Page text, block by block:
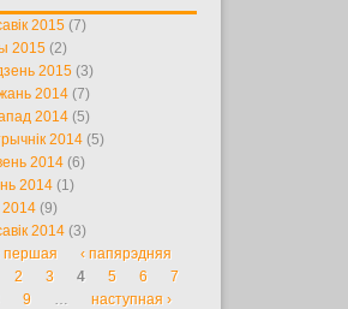
2015 (7)
2015 (2)
2015 (3)
2014 (7)
2014 (5)
2014 (5)
2014 (6)
2014 (1)
(9)
2014 (3)
першая
‹ папярэдняя
2 3 4 5 6
7
9 …
наступная ›